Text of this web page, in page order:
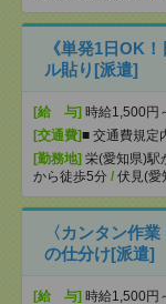
《単発1日OK
ル貼り[派遣]
[給 与] 時給1,500円
[交通費]■ 交通費規定
[勤務地] 栄(愛知県)駅
から徒歩5分 / 伏見(愛
〈カンタン作
の仕分け[派遣]
[給 与] 時給1,500円